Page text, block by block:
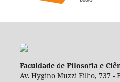
Faculdade de Filosofia e
Av. Hygino Muzzi Filho, 737